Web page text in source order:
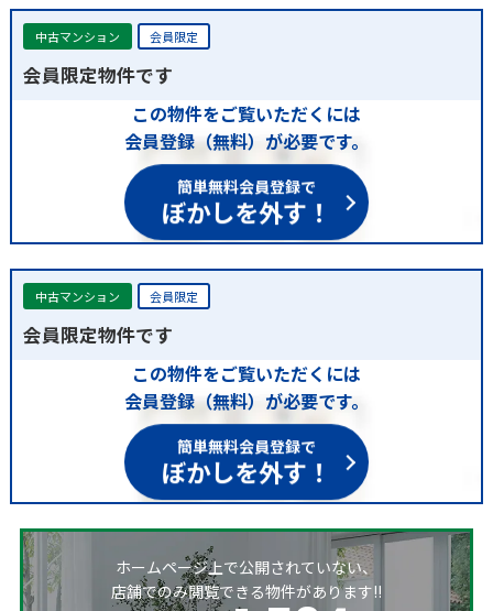
中古マンション 会員限定
会員限定物件です
この物件をご覧いただくには
会員登録（無料）が必要です。
簡単無料会員登録で
ぼかしを外す！
中古マンション 会員限定
会員限定物件です
この物件をご覧いただくには
会員登録（無料）が必要です。
簡単無料会員登録で
ぼかしを外す！
ホームページ上で公開されていない、
店舗でのみ閲覧できる物件があります!!